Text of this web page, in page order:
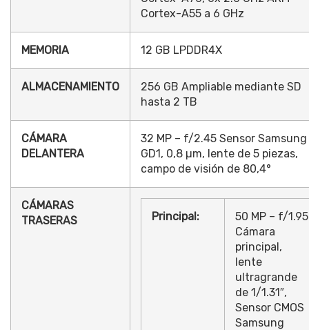
Cortex-A55 a 6 GHz
MEMORIA 12 GB LPDDR4X
ALMACENAMIENTO
256 GB Ampliable mediante SD
hasta 2 TB
CÁMARA
DELANTERA
32 MP – f/2.45 Sensor Samsung
GD1, 0,8 µm, lente de 5 piezas,
campo de visión de 80,4°
CÁMARAS
TRASERAS
Principal:
50 MP – f/1.95
Cámara
principal,
lente
ultragrande
de 1/1.31″,
Sensor CMOS
Samsung